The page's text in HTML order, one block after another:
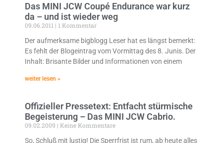
Das MINI JCW Coupé Endurance war kurz
da – und ist wieder weg
09.06.2011
1 Kommentar
Der aufmerksame bigblogg Leser hat es längst bemerkt:
Es fehlt der Blogeintrag vom Vormittag des 8. Junis. Der
Inhalt: Brisante Bilder und Informationen von einem
weiter lesen »
Offizieller Pressetext: Entfacht stürmische
Begeisterung – Das MINI JCW Cabrio.
09.02.2009
Keine Kommentare
So, Schluß mit lustig! Die Sperrfrist ist rum, ab heute alles